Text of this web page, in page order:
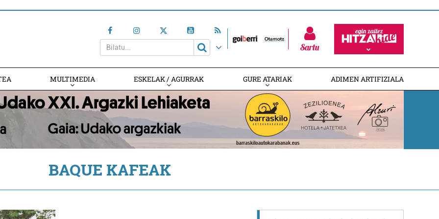
Sartu
MULTIMEDIA ESKELAK / AGURRAK GURE ATARIAK ADIMEN ARTIFIZIALA
BAQUE KAFEAK